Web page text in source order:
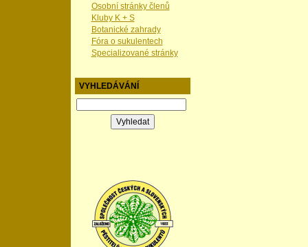
Osobní stránky členů
Kluby K + S
Botanické zahrady
Fóra o sukulentech
Specializované stránky
VYHLEDÁVÁNÍ